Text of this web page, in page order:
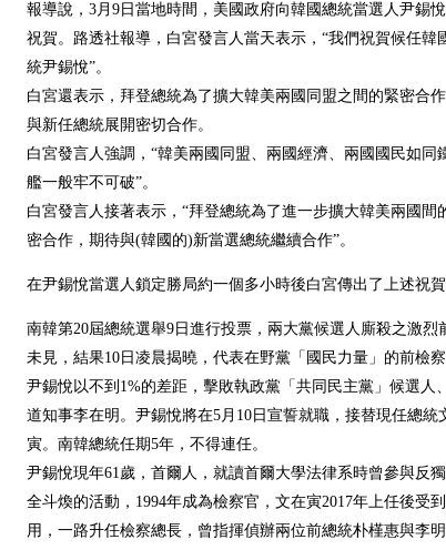
報導說，3月9日當地時間，美國政府向韓國總統當選人尹錫
祝賀。路透社報導，白宮發言人當天表示，“我們祝賀候任韓
統尹錫悅”。
白宮還表示，拜登總統為了擴大韓美兩國同盟之間的緊密合
與新任總統展開密切合作。
白宮發言人強調，“韓美兩國同盟、兩國經濟、兩國國民如同
艦一般牢不可破”。
白宮發言人接著表示，“拜登總統為了進一步擴大韓美兩國間
密合作，期待與(韓國的)新當選總統繼續合作”。
在尹錫悅當選人鎖定勝局約一個多小時後白宮傳出了上述祝賀
南韓第20屆總統選舉9日進行投票，兩大黨候選人廝殺之激烈
未見，結果10日凌晨揭曉，代表在野黨「國民力量」的前檢
尹錫悅以不到1%的差距，擊敗執政黨「共同民主黨」候選人
道知事李在明。尹錫悅將在5月10日宣誓就職，接替現任總統
寅。南韓總統任期5年，不得連任。
尹錫悅現年61歲，首爾人，就讀首爾大學法律系時曾參與反
全斗煥的活動，1994年成為檢察官，文在寅2017年上任後受
用，一路升任檢察總長，曾指揮偵辦兩位前總統朴槿惠與李